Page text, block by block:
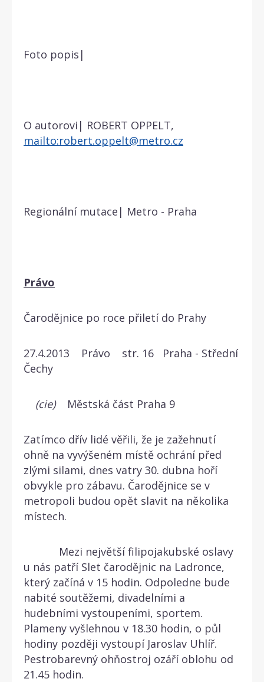
Foto popis|
O autorovi| ROBERT OPPELT,
mailto:robert.oppelt@metro.cz
Regionální mutace| Metro - Praha
Právo
Čarodějnice po roce přiletí do Prahy
27.4.2013 Právo str. 16 Praha - Střední
Čechy
(cie)Městská část Praha 9
Zatímco dřív lidé věřili, že je zažehnutí
ohně na vyvýšeném místě ochrání před
zlými silami, dnes vatry 30. dubna hoří
obvykle pro zábavu. Čarodějnice se v
metropoli budou opět slavit na několika
místech.
Mezi největší filipojakubské oslavy
u nás patří Slet čarodějnic na Ladronce,
který začíná v 15 hodin. Odpoledne bude
nabité soutěžemi, divadelními a
hudebními vystoupeními, sportem.
Plameny vyšlehnou v 18.30 hodin, o půl
hodiny později vystoupí Jaroslav Uhlíř.
Pestrobarevný ohňostroj ozáří oblohu od
21.45 hodin.